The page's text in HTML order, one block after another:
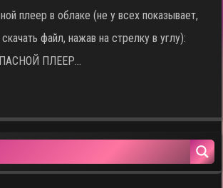
плеер в облаке (не у всех показывает,
файл, нажав на стрелку в углу):
ПЛЕЕР…